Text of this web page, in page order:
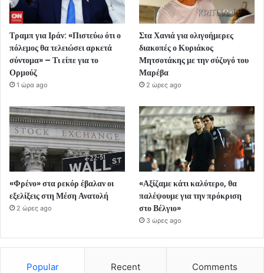
Τραμπ για Ιράν: «Πιστεύω ότι ο
πόλεμος θα τελειώσει αρκετά
σύντομα» – Τι είπε για το
Ορμούζ
1 ώρα ago
Στα Χανιά για ολιγοήμερες
διακοπές ο Κυριάκος
Μητσοτάκης με την σύζυγό του
Μαρέβα
2 ώρες ago
«Φρένο» στα ρεκόρ έβαλαν οι
εξελίξεις στη Μέση Ανατολή
2 ώρες ago
«Αξίζαμε κάτι καλύτερο, θα
παλέψουμε για την πρόκριση
στο Βέλγιο»
3 ώρες ago
Popular Recent Comments